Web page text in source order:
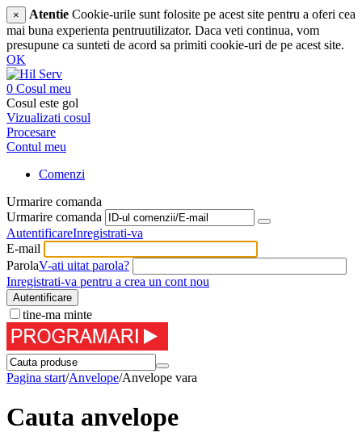
× Atentie Cookie-urile sunt folosite pe acest site pentru a oferi cea
mai buna experienta pentruutilizator. Daca veti continua, vom
presupune ca sunteti de acord sa primiti cookie-uri de pe acest site.
OK
0 Cosul meu
Cosul este gol
Vizualizati cosul
Procesare
Contul meu
Comenzi
Urmarire comanda
Urmarire comanda
AutentificareInregistrati-va
E-mail
ParolaV-ati uitat parola?
Inregistrati-va pentru a crea un cont nou
Autentificare
tine-ma minte
Pagina start/Anvelope/Anvelope vara
Cauta anvelope